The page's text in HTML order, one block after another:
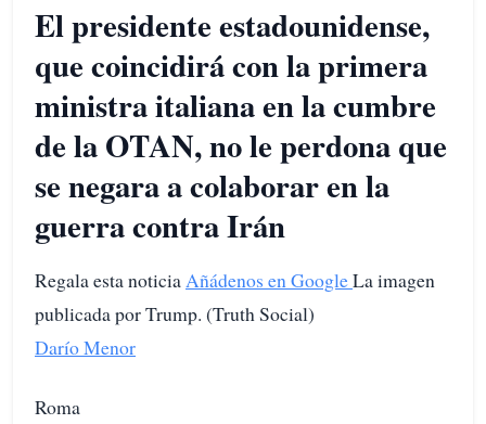
El presidente estadounidense,
que coincidirá con la primera
ministra italiana en la cumbre
de la OTAN, no le perdona que
se negara a colaborar en la
guerra contra Irán
Regala esta noticia Añádenos en GoogleLa imagen
publicada por Trump. (Truth Social)
Darío Menor
Roma